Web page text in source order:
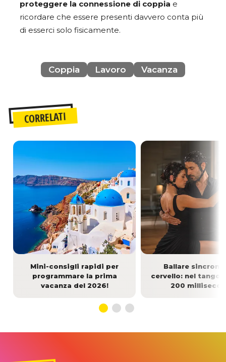
proteggere la connessione di coppia e
ricordare che essere presenti davvero conta più
di esserci solo fisicamente.
Coppia Lavoro Vacanza
CORRELATI
Mini-consigli rapidi per
programmare la prima
vacanza del 2026!
Ballare
cervello: nel tango
200